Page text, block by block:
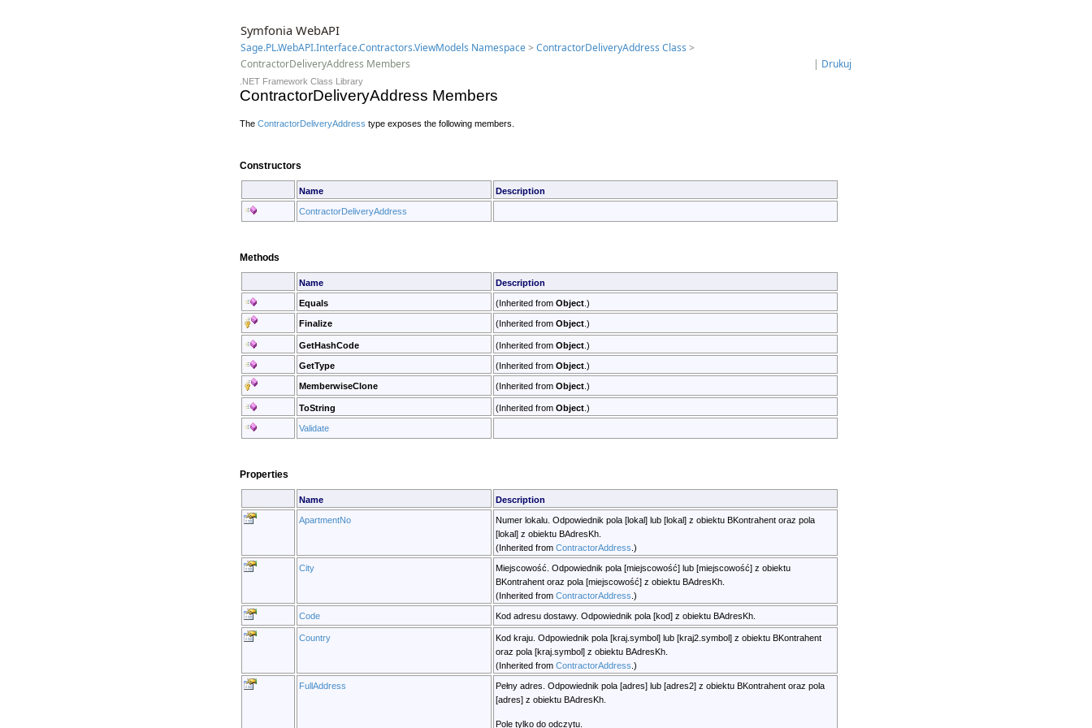
Symfonia WebAPI
Sage.PL.WebAPI.Interface.Contractors.ViewModels Namespace> ContractorDeliveryAddress Class >
ContractorDeliveryAddress Members
| Drukuj
.NET Framework Class Library
ContractorDeliveryAddress Members
The ContractorDeliveryAddress type exposes the following members.
Constructors
Name Description
ContractorDeliveryAddress
Methods
Name Description
Equals (Inherited from Object .)
Finalize (Inherited from Object .)
GetHashCode (Inherited from Object .)
GetType (Inherited from Object .)
MemberwiseClone (Inherited from Object .)
ToString (Inherited from Object .)
Validate
Properties
Name Description
ApartmentNo
Numer lokalu. Odpowiednik pola [lokal] lub [lokal] z obiektu BKontrahent oraz pola
[lokal] z obiektu BAdresKh.
(Inherited from ContractorAddress .)
City
Miejscowość. Odpowiednik pola [miejscowość] lub [miejscowość] z obiektu
BKontrahent oraz pola [miejscowość] z obiektu BAdresKh.
(Inherited from ContractorAddress .)
Code Kod adresu dostawy. Odpowiednik pola [kod] z obiektu BAdresKh.
Country
Kod kraju. Odpowiednik pola [kraj.symbol] lub [kraj2.symbol] z obiektu BKontrahent
oraz pola [kraj.symbol] z obiektu BAdresKh.
(Inherited from ContractorAddress .)
FullAddress
Pełny adres. Odpowiednik pola [adres] lub [adres2] z obiektu BKontrahent oraz pola
[adres] z obiektu BAdresKh.
Pole tylko do odczytu.